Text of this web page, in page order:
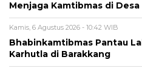
Menjaga Kamtibmas di Desa
Kamis, 6 Agustus 2026 - 10:42 WIB
Bhabinkamtibmas Pantau
Karhutla di Barakkang